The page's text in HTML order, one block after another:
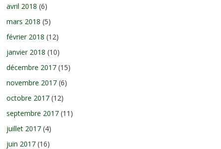
avril 2018 (6)
mars 2018 (5)
février 2018 (12)
janvier 2018 (10)
décembre 2017 (15)
novembre 2017 (6)
octobre 2017 (12)
septembre 2017 (11)
juillet 2017 (4)
juin 2017 (16)